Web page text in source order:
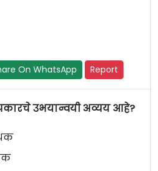
On WhatsApp Report
उभयान्वयी अव्यय आहे?